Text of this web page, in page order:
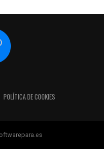
POLÍTICA DE COOKIES